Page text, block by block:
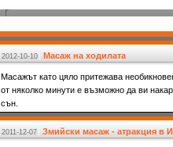
2012-10-10 Масаж на ходилата
Масажът като цяло притежава
от няколко минути е възможно да ви
сън.
2011-12-07 Змийски масаж - атракция в